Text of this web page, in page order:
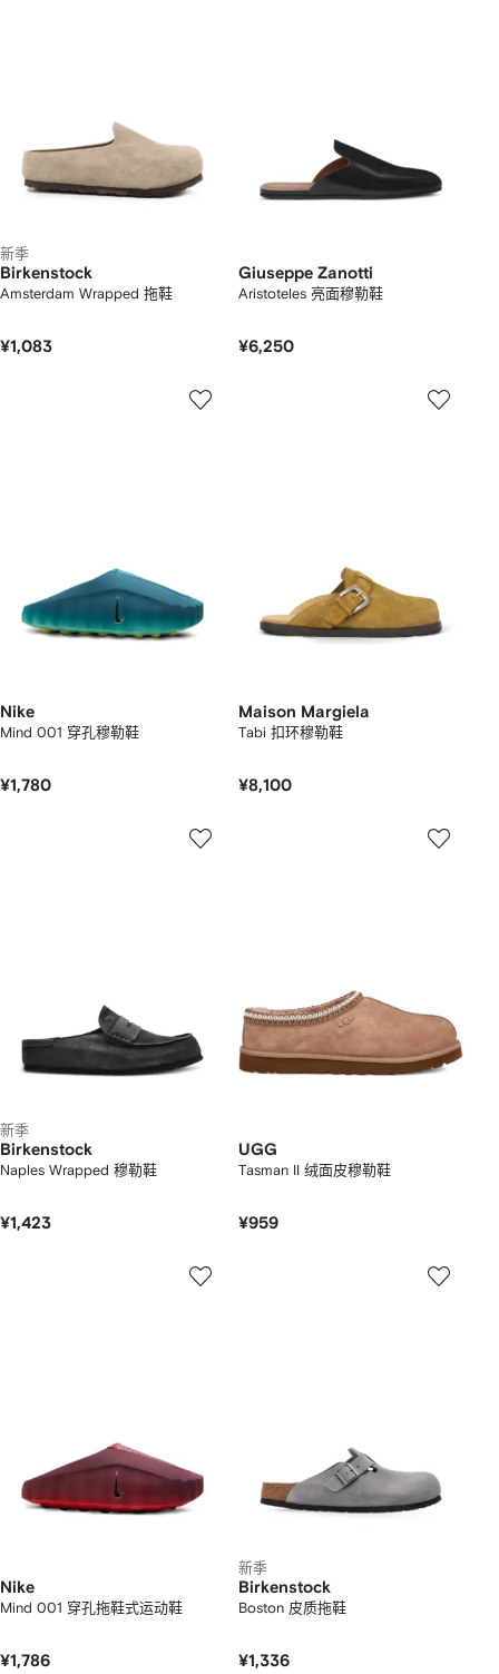
新季
Birkenstock
Amsterdam Wrapped 拖鞋
¥1,083
Giuseppe Zanotti
Aristoteles 亮面穆勒鞋
¥6,250
Nike
Mind 001 穿孔穆勒鞋
¥1,780
Maison Margiela
Tabi 扣环穆勒鞋
¥8,100
新季
Birkenstock
Naples Wrapped 穆勒鞋
¥1,423
UGG
Tasman II 绒面皮穆勒鞋
¥959
Nike
Mind 001 穿孔拖鞋式运动鞋
¥1,786
新季
Birkenstock
Boston 皮质拖鞋
¥1,336